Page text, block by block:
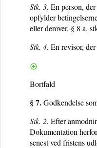
Stk. 3. En person,
opfylder
eller derover. § 8 a,
Stk. 4. En revisor,
Bortfald
§ 7.Godkendelse
Stk. 2. Efter
Dokumentation
senest ved fristens